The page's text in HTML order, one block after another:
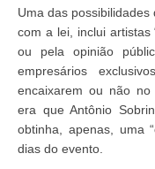
Uma das
com a lei, inclui artistas
ou pela opinião
empresários
encaixarem ou não
era que Antônio
obtinha, apenas, uma
dias do evento.